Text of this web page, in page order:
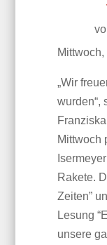
„Wir
wurden“,
Mittwoch
Rakete.
Zeiten”
Lesung
unsere